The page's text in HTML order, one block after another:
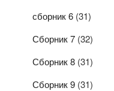
сборник 6 (31)
Сборник 7 (32)
Сборник 8 (31)
Сборник 9 (31)